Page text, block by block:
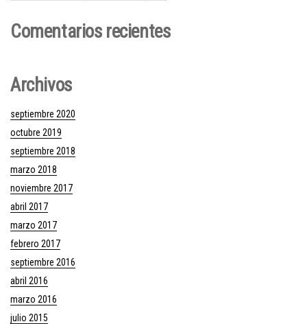
Comentarios recientes
Archivos
septiembre 2020
octubre 2019
septiembre 2018
marzo 2018
noviembre 2017
abril 2017
marzo 2017
febrero 2017
septiembre 2016
abril 2016
marzo 2016
julio 2015